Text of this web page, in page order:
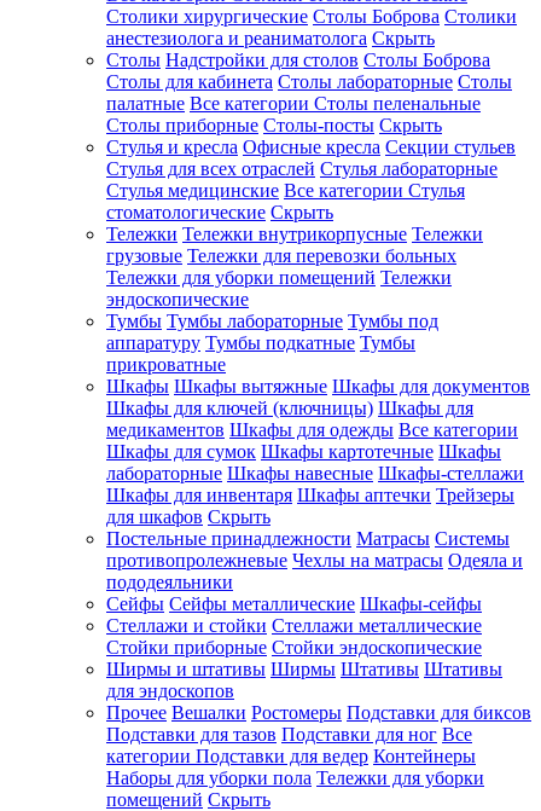
Столики хирургические Столы Боброва Столики
анестезиолога и реаниматолога Скрыть
Столы Надстройки для столов Столы Боброва
Столы для кабинета Столы лабораторные Столы
палатные Все категории Столы пеленальные
Столы приборные Столы-посты Скрыть
Стулья и кресла Офисные кресла Секции стульев
Стулья для всех отраслей Стулья лабораторные
Стулья медицинские Все категории Стулья
стоматологические Скрыть
Тележки Тележки внутрикорпусные Тележки
грузовые Тележки для перевозки больных
Тележки для уборки помещений Тележки
эндоскопические
Тумбы Тумбы лабораторные Тумбы под
аппаратуру Тумбы подкатные Тумбы
прикроватные
Шкафы Шкафы вытяжные Шкафы для документов
Шкафы для ключей (ключницы) Шкафы для
медикаментов Шкафы для одежды Все категории
Шкафы для сумок Шкафы картотечные Шкафы
лабораторные Шкафы навесные Шкафы-стеллажи
Шкафы для инвентаря Шкафы аптечки Трейзеры
для шкафов Скрыть
Постельные принадлежности Матрасы Системы
противопролежневые Чехлы на матрасы Одеяла и
пододеяльники
Сейфы Сейфы металлические Шкафы-сейфы
Стеллажи и стойки Стеллажи металлические
Стойки приборные Стойки эндоскопические
Ширмы и штативы Ширмы Штативы Штативы
для эндоскопов
Прочее Вешалки Ростомеры Подставки для биксов
Подставки для тазов Подставки для ног Все
категории Подставки для ведер Контейнеры
Наборы для уборки пола Тележки для уборки
помещений Скрыть